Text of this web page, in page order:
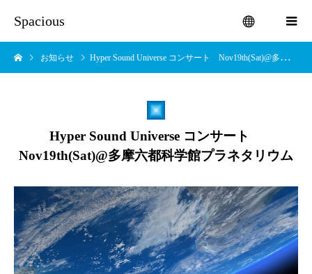
Spacious
menu
お知らせ Hyper Sound Universe コンサート Nov19th(Sat)@多摩六都科学館プラネタリウム
Hyper Sound Universe コンサート
Nov19th(Sat)@多摩六都科学館プラネタリウム